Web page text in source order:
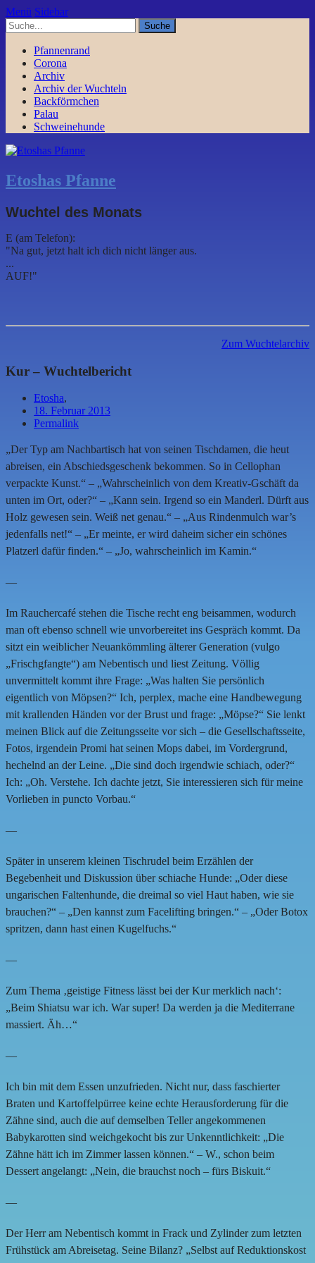
Menü Sidebar
Pfannenrand
Corona
Archiv
Archiv der Wuchteln
Backförmchen
Palau
Schweinehunde
Etoshas Pfanne
Wuchtel des Monats
E (am Telefon):
"Na gut, jetzt halt ich dich nicht länger aus.
...
AUF!"
Zum Wuchtelarchiv
Kur – Wuchtelbericht
Etosha,
18. Februar 2013
Permalink
„Der Typ am Nachbartisch hat von seinen Tischdamen, die heut
abreisen, ein Abschiedsgeschenk bekommen. So in Cellophan
verpackte Kunst.“ – „Wahrscheinlich von dem Kreativ-Gschäft da
unten im Ort, oder?“ – „Kann sein. Irgend so ein Manderl. Dürft aus
Holz gewesen sein. Weiß net genau.“ – „Aus Rindenmulch war’s
jedenfalls net!“ – „Er meinte, er wird daheim sicher ein schönes
Platzerl dafür finden.“ – „Jo, wahrscheinlich im Kamin.“
—
Im Rauchercafé stehen die Tische recht eng beisammen, wodurch
man oft ebenso schnell wie unvorbereitet ins Gespräch kommt. Da
sitzt ein weiblicher Neuankömmling älterer Generation (vulgo
„Frischgfangte“) am Nebentisch und liest Zeitung. Völlig
unvermittelt kommt ihre Frage: „Was halten Sie persönlich
eigentlich von Möpsen?“ Ich, perplex, mache eine Handbewegung
mit krallenden Händen vor der Brust und frage: „Möpse?“ Sie lenkt
meinen Blick auf die Zeitungsseite vor sich – die Gesellschaftsseite,
Fotos, irgendein Promi hat seinen Mops dabei, im Vordergrund,
hechelnd an der Leine. „Die sind doch irgendwie schiach, oder?“
Ich: „Oh. Verstehe. Ich dachte jetzt, Sie interessieren sich für meine
Vorlieben in puncto Vorbau.“
—
Später in unserem kleinen Tischrudel beim Erzählen der
Begebenheit und Diskussion über schiache Hunde: „Oder diese
ungarischen Faltenhunde, die dreimal so viel Haut haben, wie sie
brauchen?“ – „Den kannst zum Facelifting bringen.“ – „Oder Botox
spritzen, dann hast einen Kugelfuchs.“
—
Zum Thema ‚geistige Fitness lässt bei der Kur merklich nach‘:
„Beim Shiatsu war ich. War super! Da werden ja die Mediterrane
massiert. Äh…“
—
Ich bin mit dem Essen unzufrieden. Nicht nur, dass faschierter
Braten und Kartoffelpürree keine echte Herausforderung für die
Zähne sind, auch die auf demselben Teller angekommenen
Babykarotten sind weichgekocht bis zur Unkenntlichkeit: „Die
Zähne hätt ich im Zimmer lassen können.“ – W., schon beim
Dessert angelangt: „Nein, die brauchst noch – fürs Biskuit.“
—
Der Herr am Nebentisch kommt in Frack und Zylinder zum letzten
Frühstück am Abreisetag. Seine Bilanz? „Selbst auf Reduktionskost